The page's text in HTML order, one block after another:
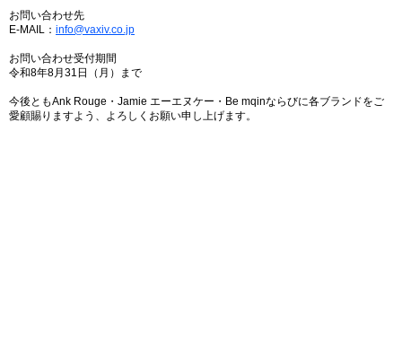
お問い合わせ先
E-MAIL： info@vaxiv.co.jp
お問い合わせ受付期間
令和8年8月31日（月）まで
今後ともAnk Rouge・Jamie エーエヌケー・Be mqinならびに各ブランドをご
愛顧賜りますよう、よろしくお願い申し上げます。